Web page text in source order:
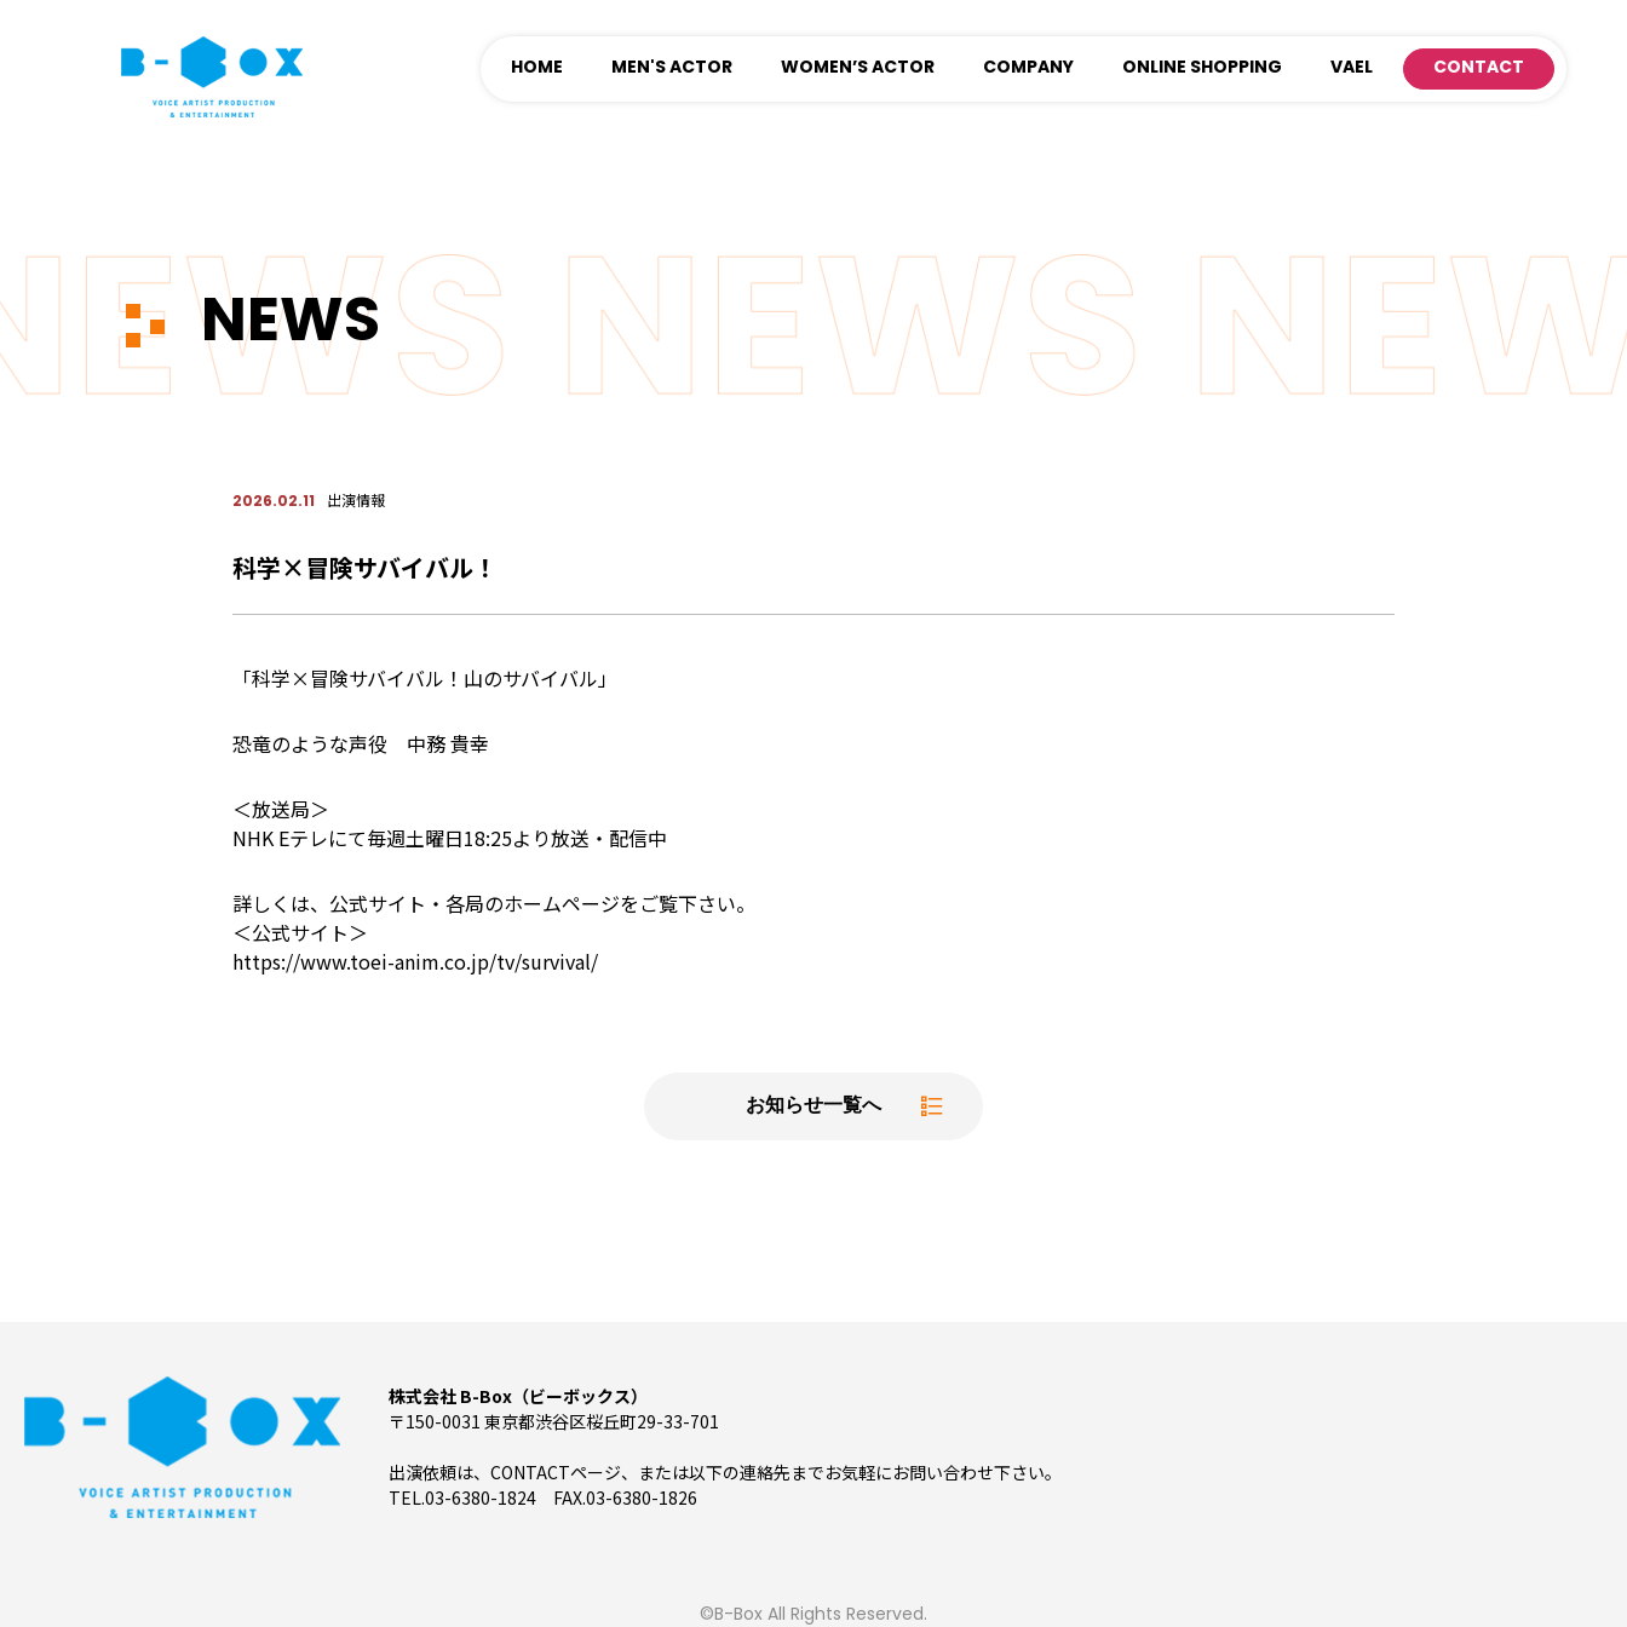
HOME MEN'S ACTOR WOMEN’S ACTOR COMPANY ONLINE SHOPPING VAEL CONTACT
NEWS
2026.02.11 出演情報
科学×冒険サバイバル！
「科学×冒険サバイバル！山のサバイバル」
恐竜のような声役 中務 貴幸
＜放送局＞
NHK Eテレにて毎週土曜日18:25より放送・配信中
詳しくは、公式サイト・各局のホームページをご覧下さい。
＜公式サイト＞
https://www.toei-anim.co.jp/tv/survival/
お知らせ一覧へ
株式会社 B-Box（ビーボックス）
〒150-0031 東京都渋谷区桜丘町29-33-701
出演依頼は、CONTACTページ、または以下の連絡先までお気軽にお問い合わせ下さい。
TEL.03-6380-1824 FAX.03-6380-1826
©B-Box All Rights Reserved.